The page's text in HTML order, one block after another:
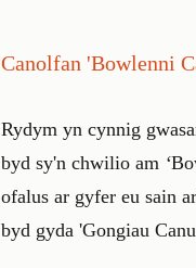
Canolfan 'Bowlenni
Rydym yn cynnig
byd sy'n chwilio am ‘
ofalus ar gyfer eu sain
byd gyda 'Gongiau